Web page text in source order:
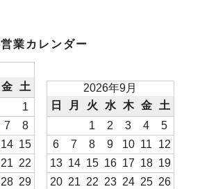
営業カレンダー
金
土
1
7
8
14 15
21 22
28 29
2026年9月
日
月 火 水 木 金
土
1
2 3 4
5
6
7 8 9 10 11
12
13 14 15 16 17 18 19
20 21 22 23 24 25 26